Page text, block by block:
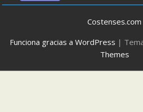
Costenses.com
Funciona gracias a WordPress |
Themes